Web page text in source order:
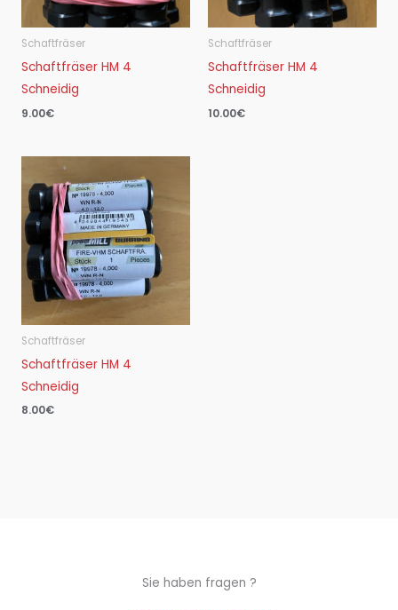
Schaftfräser
Schaftfräser HM 4
Schneidig
9.00€
Schaftfräser
Schaftfräser HM 4
Schneidig
10.00€
Schaftfräser
Schaftfräser HM 4
Schneidig
8.00€
Sie haben fragen ?